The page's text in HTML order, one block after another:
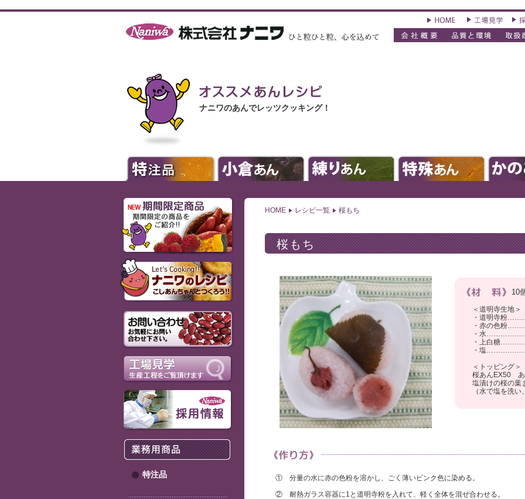
ナニワのあんでレッツクッキング！
特注品
HOME レシピ一覧 桜もち
桜もち
10
＜道明寺生地＞
・道明寺粉
・赤の色粉
・水
・上白糖
・塩
＜トッピング＞
桜あんEX50 あ
塩漬けの桜の葉
（水で塩を洗い
① 分量の水に赤の色粉を溶かし、ごく薄いピンク色に染める。
② 耐熱ガラス容器に1と道明寺粉を入れて、軽く全体を混ぜ合わせる。